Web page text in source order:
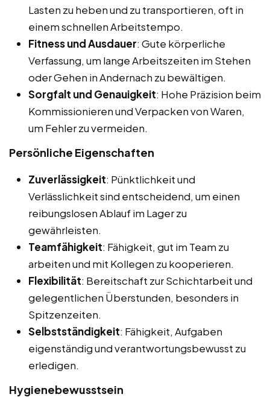
Lasten zu heben und zu transportieren, oft in
einem schnellen Arbeitstempo.
Fitness und Ausdauer: Gute körperliche
Verfassung, um lange Arbeitszeiten im Stehen
oder Gehen in Andernach zu bewältigen.
Sorgfalt und Genauigkeit: Hohe Präzision beim
Kommissionieren und Verpacken von Waren,
um Fehler zu vermeiden.
Persönliche Eigenschaften
Zuverlässigkeit: Pünktlichkeit und
Verlässlichkeit sind entscheidend, um einen
reibungslosen Ablauf im Lager zu
gewährleisten.
Teamfähigkeit: Fähigkeit, gut im Team zu
arbeiten und mit Kollegen zu kooperieren.
Flexibilität: Bereitschaft zur Schichtarbeit und
gelegentlichen Überstunden, besonders in
Spitzenzeiten.
Selbstständigkeit: Fähigkeit, Aufgaben
eigenständig und verantwortungsbewusst zu
erledigen.
Hygienebewusstsein